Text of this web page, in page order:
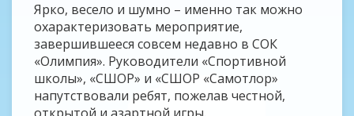
Ярко, весело и шумно – именно так можно
охарактеризовать мероприятие,
завершившееся совсем недавно в СОК
«Олимпия». Руководители «Спортивной
школы», «СШОР» и «СШОР «Самотлор»
напутствовали ребят, пожелав честной,